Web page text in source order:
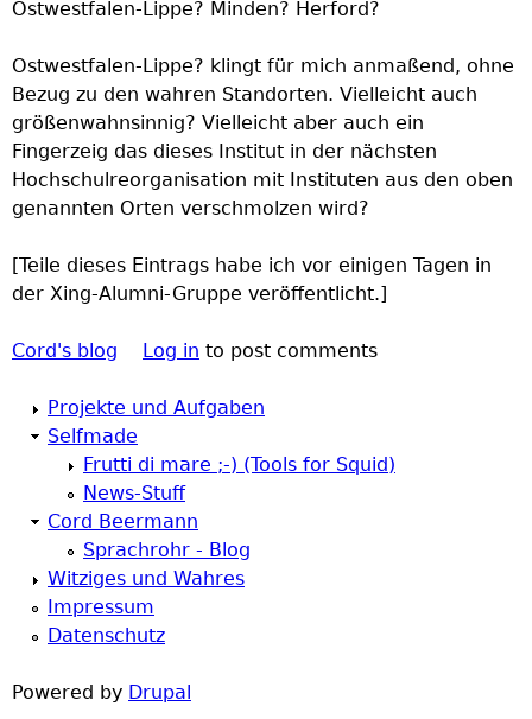
Ostwestfalen-Lippe? Minden? Herford?
Ostwestfalen-Lippe? klingt für mich anmaßend, ohne
Bezug zu den wahren Standorten. Vielleicht auch
größenwahnsinnig? Vielleicht aber auch ein
Fingerzeig das dieses Institut in der nächsten
Hochschulreorganisation mit Instituten aus den oben
genannten Orten verschmolzen wird?
[Teile dieses Eintrags habe ich vor einigen Tagen in
der Xing-Alumni-Gruppe veröffentlicht.]
Cord's blog Log in to post comments
Projekte und Aufgaben
Selfmade
Frutti di mare ;-) (Tools for Squid)
News-Stuff
Cord Beermann
Sprachrohr - Blog
Witziges und Wahres
Impressum
Datenschutz
Powered by Drupal